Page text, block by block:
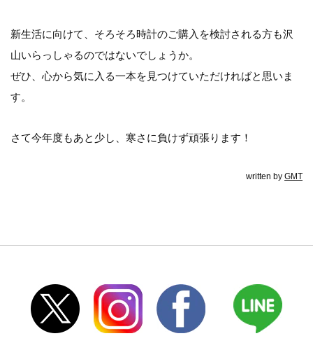
新生活に向けて、そろそろ時計のご購入を検討される方も沢
山いらっしゃるのではないでしょうか。
ぜひ、心から気に入る一本を見つけていただければと思いま
す。
さて今年度もあと少し、寒さに負けず頑張ります！
written by GMT